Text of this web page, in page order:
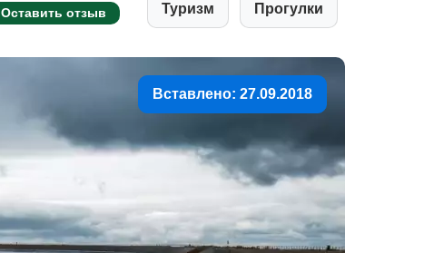
Оставить отзыв Туризм Прогулки
Вставлено: 27.09.2018